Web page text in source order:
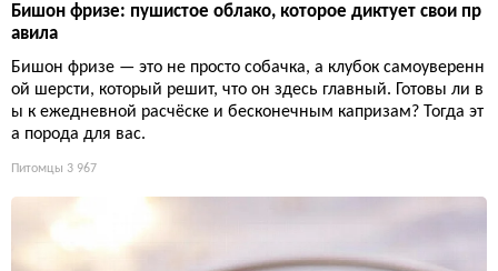
Бишон фризе: пушистое облако, которое диктует свои пр
авила
Бишон фризе — это не просто собачка, а клубок самоуверенн
ой шерсти, который решит, что он здесь главный. Готовы ли в
ы к ежедневной расчёске и бесконечным капризам? Тогда эт
а порода для вас.
Питомцы 3 967